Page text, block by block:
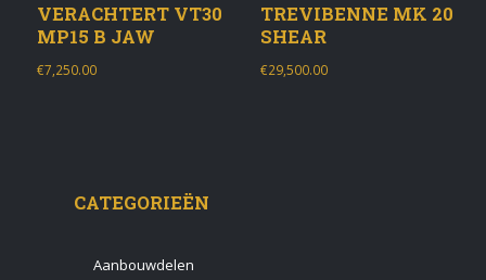
VERACHTERT VT30
MP15 B JAW
€7,250.00
TREVIBENNE MK 20
SHEAR
€29,500.00
CATEGORIEËN
Aanbouwdelen